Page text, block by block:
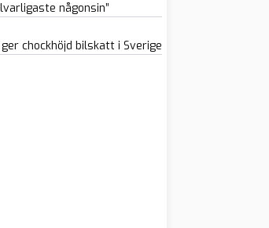
någonsin”
chockhöjd bilskatt i Sverige